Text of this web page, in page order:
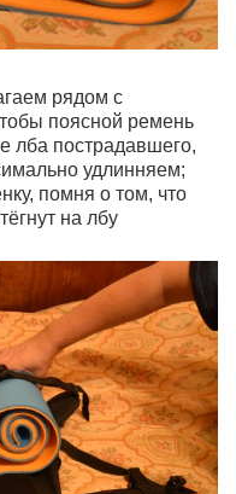
рядом с
поясной ремень
лба пострадавшего,
удлинняем;
помня о том, что
на лбу